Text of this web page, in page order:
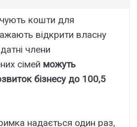
кошти для
відкрити власну
члени
сімей можуть
бізнесу до 100,5
надається один раз,